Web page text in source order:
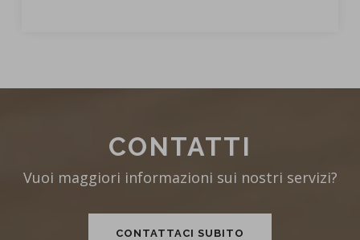
CONTATTI
Vuoi maggiori informazioni sui nostri servizi?
CONTATTACI SUBITO